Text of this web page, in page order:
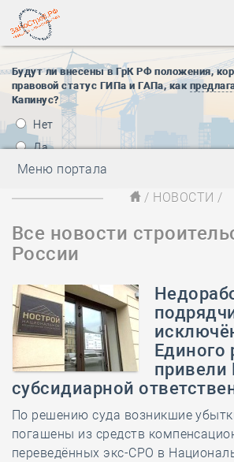
Будут ли внесены в ГрК РФ положения,
правовой статус ГИПа и ГАПа, как
Капинус?
Нет
Да
Меню портала
/ НОВОСТИ /
Все новости
России
Единого
субсидиарной
По решению суда возникшие
погашены из средств
переведённых экс-СРО в